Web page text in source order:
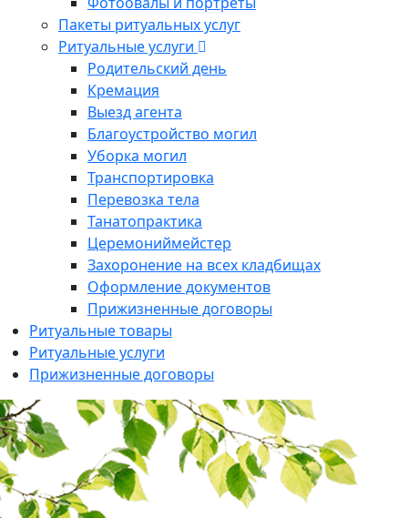
Пакеты ритуальных услуг
Ритуальные услуги
Родительский день
Кремация
Выезд агента
Благоустройство могил
Уборка могил
Транспортировка
Перевозка тела
Танатопрактика
Церемониймейстер
Захоронение на всех кладбищах
Оформление документов
Прижизненные договоры
Ритуальные товары
Ритуальные услуги
Прижизненные договоры